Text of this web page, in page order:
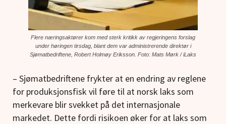
Flere næringsaktører kom med sterk kritikk av regjeringens forslag
under høringen tirsdag, blant dem var administrerende direktør i
Sjømatbedriftene, Robert Holmøy Eriksson. Foto: Mats Mørk / iLaks
– Sjømatbedriftene frykter at en endring av reglene
for produksjonsfisk vil føre til at norsk laks som
merkevare blir svekket på det internasjonale
markedet. Dette fordi risikoen øker for at laks som